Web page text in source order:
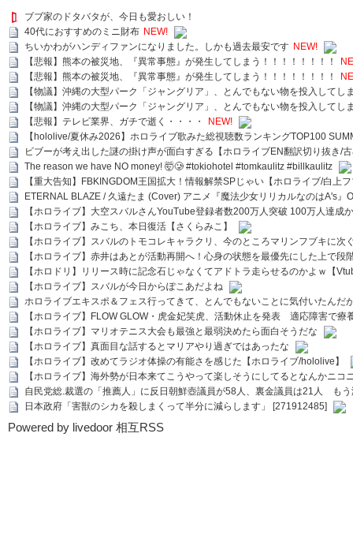
ブブ家のドタバタが、今日も愛おしい！
40代におすすめのミニ財布 NEW!
ちいかわがハンディファンになりました。しかも過去最安です NEW!
【悲報】熊本の被災地、『異常事態』が発生してしまう！！！！！！！！
【悲報】熊本の被災地、『異常事態』が発生してしまう！！！！！！！！
【物議】沖縄の大型パーク「ジャングリア」、とんでもない物を投入してし
【物議】沖縄の大型パーク「ジャングリア」、とんでもない物を投入してし
【悲報】テレビ業界、ガチで逝く・・・・
NEW!
【hololive/夏休み2026】ホロライブ歌みた総視聴数ランキングTOP100
ビブーが考え出した謎の掛け声が面白すぎる【ホロライブEN翻訳切り抜き/
The reason we have NO money! 🤯🥲 #tokiohotel #tomkaulitz #billkaulitz
【重大告知】FBKINGDOM王国拡大！情報解禁SPじゃい【ホロライブ/白上
ETERNAL BLAZE / 久遠たま (Cover) アニメ『魔法少女リリカルなのはA's』
【ホロライブ】大空スバルさんYouTube登録者数200万人突破 100万人達成
【ホロライブ】みこち、本日復活【さくらみこ】
【ホロライブ】スバルのトモコレキャラクリ、今のところマリンフブキに
【ホロライブ】赤井はあとが活動再開へ！心身の状態を最優先にした上で段
【ホロドリ】リリース時に記念石じゃなくてアドトラ走らせるのかよｗ【
【ホロライブ】スバルが今日からぽこあだよね
ホロライブエキスポ＆フェス行ってきて、とんでもないことに気付いたんだ
【ホロライブ】FLOW GLOW・虎金妃笑虎、活動休止を発表 適応障害で療
【ホロライブ】マリオテニス大会も最強と最弱決めたら面白そうだな
【ホロライブ】真面目な話するとマリアやり過ぎではあったな
【ホロライブ】改めてラジオ体操の有能さを感じた【ホロライブ/hololive】
【ホロライブ】海外勢が日本来てこうやって楽しそうにしてるとなんかニコ
自民党総.裁選の「推薦人」に反日朝鮮壺議員が58人、裏金議員は21人 も
日本政府「害獣のシカを殺しまくって半分に減らします」 [271912485]
Powered by livedoor 相互RSS